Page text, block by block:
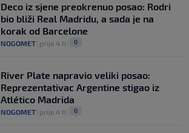
Deco iz sjene preokrenuo posao: Rodri
bio bliži Real Madridu, a sada je na
korak od Barcelone
NOGOMET prije 4 h 0
River Plate napravio veliki posao:
Reprezentativac Argentine stigao iz
Atlético Madrida
NOGOMET prije 4 h 0